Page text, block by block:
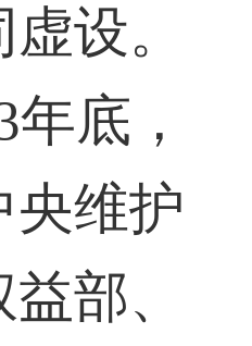
设。
底，
央维护
部、